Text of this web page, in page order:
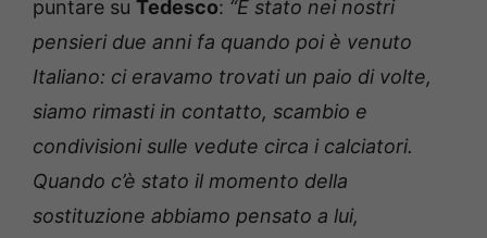
puntare su Tedesco: “È stato nei nostri
pensieri due anni fa quando poi è venuto
Italiano: ci eravamo trovati un paio di volte,
siamo rimasti in contatto, scambio e
condivisioni sulle vedute circa i calciatori.
Quando c’è stato il momento della
sostituzione abbiamo pensato a lui,